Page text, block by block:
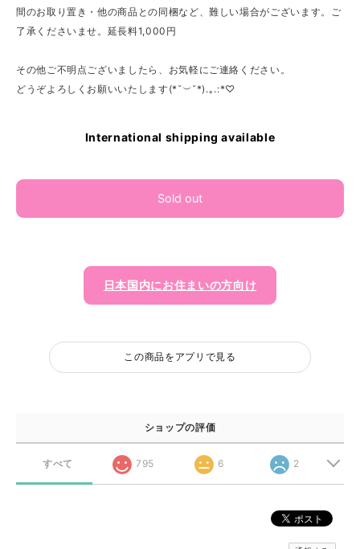
間のお取り置き・他の商品との同梱など、難しい場合がございます。ご
了承くださいませ。延長料1,000円
その他ご不明点ございましたら、お気軽にご連絡ください。
どうぞよろしくお願いいたします(*˘︶˘*).｡.:*♡
International shipping available
Sold out
日本国内にお住まいの方向け
この商品をアプリで見る
ショップの評価
すべて 795 6 2